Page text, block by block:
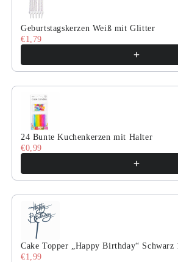
Geburtstagskerzen Weiß mit Glitter
€1,79
24 Bunte Kuchenkerzen mit Halter
€0,99
Cake Topper „Happy Birthday“ Schwarz
€1,99